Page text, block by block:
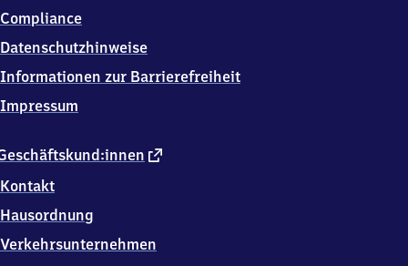
1
Oberstdorf
externer
Kontakt
Hausordnung
Verkehrsunternehmen
Compliance
Datenschutzhinweise
Informationen zur Barrierefreiheit
Impressum